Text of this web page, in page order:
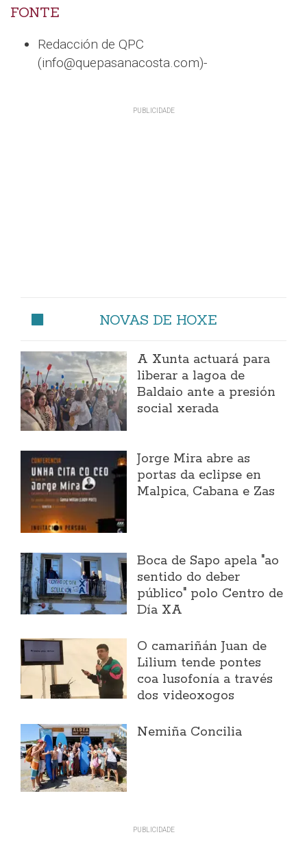
FONTE
Redacción de QPC
(info@quepasanacosta.com)-
NOVAS DE HOXE
A Xunta actuará para
liberar a lagoa de
Baldaio ante a presión
social xerada
Jorge Mira abre as
portas da eclipse en
Malpica, Cabana e Zas
Boca de Sapo apela "ao
sentido do deber
público" polo Centro de
Día XA
O camariñán Juan de
Lilium tende pontes
coa lusofonía a través
dos videoxogos
Nemiña Concilia